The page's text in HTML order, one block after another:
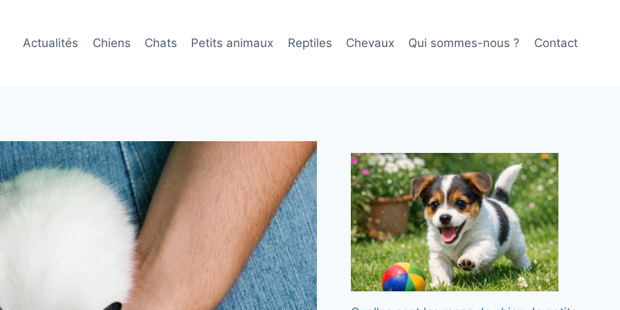
Actualités Chiens Chats Petits animaux Reptiles Chevaux Qui sommes-nous ? Contact